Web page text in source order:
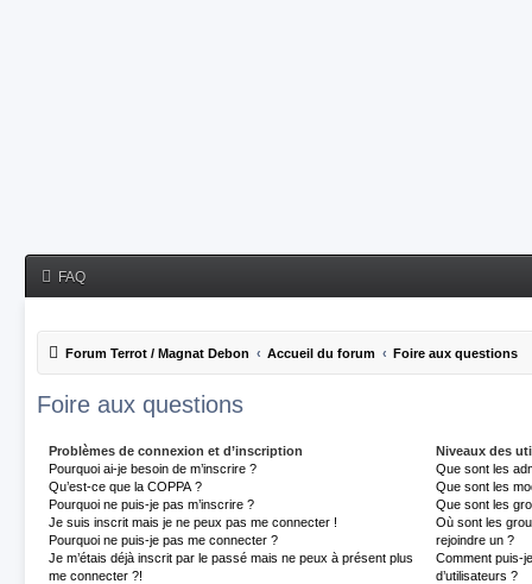
FAQ
Forum Terrot / Magnat Debon Accueil du forum Foire aux questions
Foire aux questions
Problèmes de connexion et d’inscription
Pourquoi ai-je besoin de m’inscrire ?
Qu’est-ce que la COPPA ?
Pourquoi ne puis-je pas m’inscrire ?
Je suis inscrit mais je ne peux pas me connecter !
Pourquoi ne puis-je pas me connecter ?
Je m’étais déjà inscrit par le passé mais ne peux à présent plus
me connecter ?!
Niveaux des
Que sont les
Que sont les
Que sont les
Où sont les
rejoindre un ?
Comment puis-
d’utilisateurs ?